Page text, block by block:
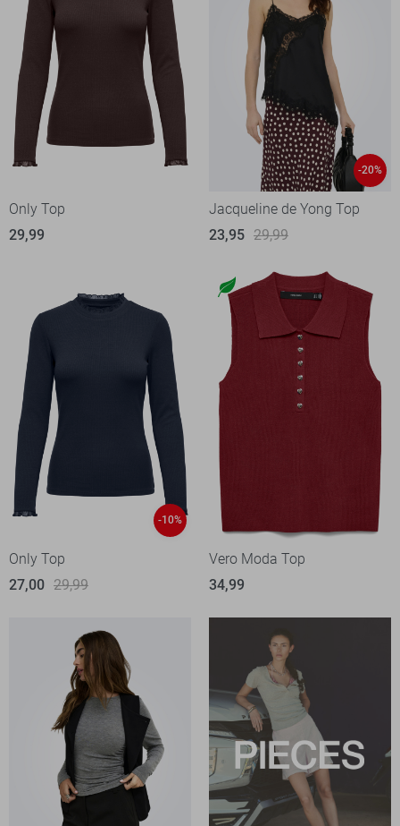
Only Top
29,99
-20%
Jacqueline de Yong Top
23,95 29,99
-10%
Only Top
27,00 29,99
Vero Moda Top
34,99